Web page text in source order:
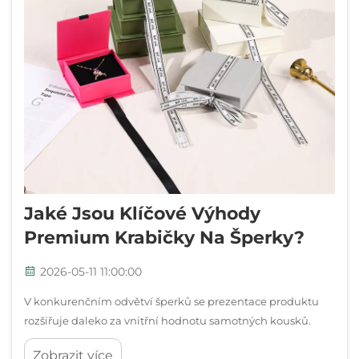
Jaké Jsou Klíčové Výhody
Premium Krabičky Na Šperky?
2026-05-11 11:00:00
V konkurenčním odvětví šperků se prezentace produktu
rozšiřuje daleko za vnitřní hodnotu samotných kousků.
Luxusní krabička na šperky představuje rozhodující první
Zobrazit více